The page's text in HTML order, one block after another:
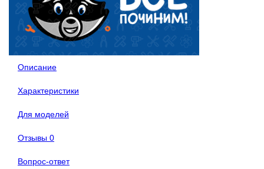
Описание
Характеристики
Для моделей
Отзывы 0
Вопрос-ответ